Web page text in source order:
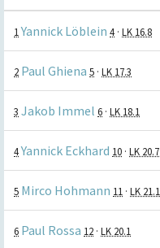
1 Yannick Löblein 4 · LK 16.8
2 Paul Ghiena 5 · LK 17.3
3 Jakob Immel 6 · LK 18.1
4Yannick Eckhard 10 · LK 20.7
5 Mirco Hohmann 11 · LK 21.1
6 Paul Rossa 12 · LK 20.1